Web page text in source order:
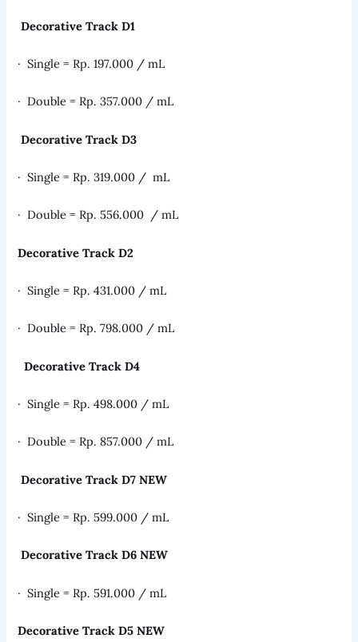
Decorative Track D1
· Single = Rp. 197.000 / mL
· Double = Rp. 357.000 / mL
Decorative Track D3
· Single = Rp. 319.000 / mL
· Double = Rp. 556.000 / mL
Decorative Track D2
· Single = Rp. 431.000 / mL
· Double = Rp. 798.000 / mL
Decorative Track D4
· Single = Rp. 498.000 / mL
· Double = Rp. 857.000 / mL
Decorative Track D7 NEW
· Single = Rp. 599.000 / mL
Decorative Track D6 NEW
· Single = Rp. 591.000 / mL
Decorative Track D5 NEW